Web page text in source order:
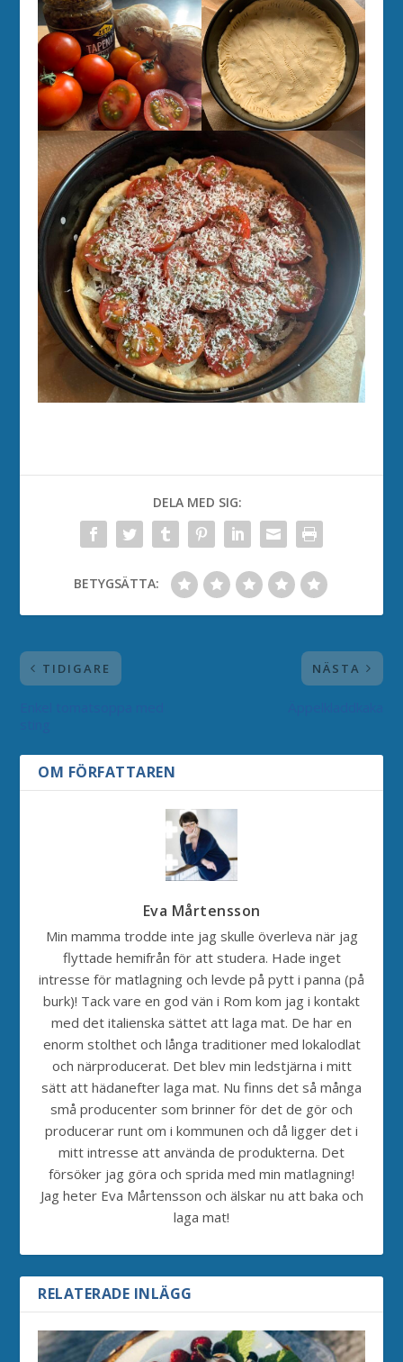
DELA MED SIG:
BETYGSÄTTA:
TIDIGARE NÄSTA
OM FÖRFATTAREN
Eva Mårtensson
Min mamma trodde inte jag skulle överleva när jag
flyttade hemifrån för att studera. Hade inget
intresse för matlagning och levde på pytt i panna (på
burk)! Tack vare en god vän i Rom kom jag i kontakt
med det italienska sättet att laga mat. De har en
enorm stolthet och långa traditioner med lokalodlat
och närproducerat. Det blev min ledstjärna i mitt
sätt att hädanefter laga mat. Nu finns det så många
små producenter som brinner för det de gör och
producerar runt om i kommunen och då ligger det i
mitt intresse att använda de produkterna. Det
försöker jag göra och sprida med min matlagning!
Jag heter Eva Mårtensson och älskar nu att baka och
laga mat!
RELATERADE INLÄGG